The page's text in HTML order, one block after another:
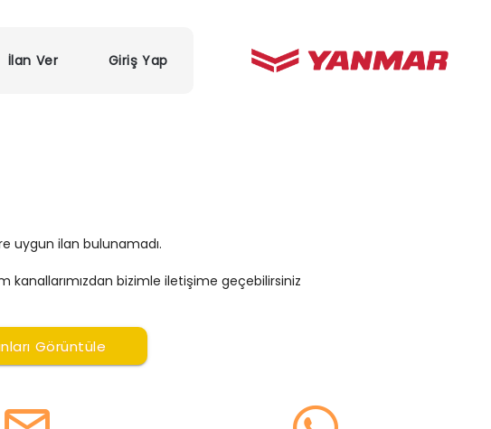
İlan Ver Giriş Yap
uygun ilan bulunamadı.
kanallarımızdan bizimle iletişime geçebilirsiniz
Görüntüle